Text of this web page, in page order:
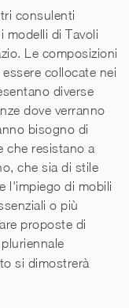
consulenti
modelli di Tavoli
Le composizioni
collocate nei
diverse
dove verranno
bisogno di
che resistano a
che sia di stile
l'impiego di mobili
o più
proposte di
si dimostrerà